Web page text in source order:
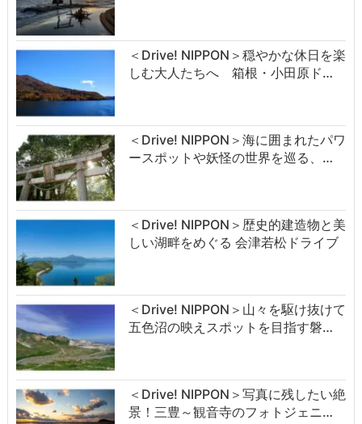
＜Drive! NIPPON＞穏やかな休日を楽
しむ大人たちへ 箱根・小田原ド…
＜Drive! NIPPON＞海に囲まれたパワ
ースポットや妖怪の世界を巡る、…
＜Drive! NIPPON＞歴史的建造物と美
しい湖畔をめぐる 会津若松ドライブ
＜Drive! NIPPON＞山々を駆け抜けて
五色沼の映えスポットを目指す磐…
＜Drive! NIPPON＞写真に残したい絶
景！三豊～観音寺のフォトジェニ…